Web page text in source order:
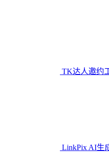
TK达人邀约
LinkPix AI生